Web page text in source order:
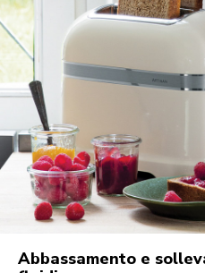
Abbassamento e